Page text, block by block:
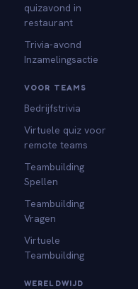
quizavond in
restaurant
Trivia-avond
Inzamelingsactie
VOOR TEAMS
Bedrijfstrivia
Virtuele quiz voor
remote teams
Teambuilding
Spellen
Teambuilding
Vragen
Virtuele
Teambuilding
WERELDWIJD